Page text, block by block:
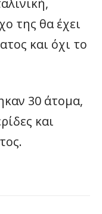
της θα έχει
και όχι το
30 άτομα,
και